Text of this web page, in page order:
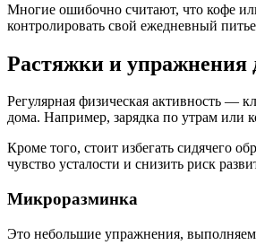
Многие ошибочно считают, что кофе
контролировать свой ежедневный
Растяжки и упражнения
Регулярная физическая активность —
дома. Например, зарядка по утрам или
Кроме того, стоит избегать сидячего
чувство усталости и снизить риск
Микроразминка
Это небольшие упражнения,